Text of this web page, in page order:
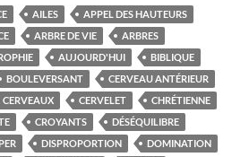
AILES
APPEL DES HAUTEURS
ARBRE DE VIE
ARBRES
AUJOURD'HUI
BIBLIQUE
BOULEVERSANT
CERVEAU ANTÉRIEUR
CERVEAUX CERVELET
CHRÉTIENNE
CROYANTS
DÉSÉQUILIBRE
DISPROPORTION
DOMINATION